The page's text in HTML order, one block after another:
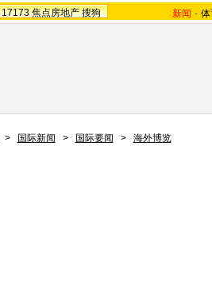
17173 焦点房地产 搜狗 新闻 -
> 国际新闻 > 国际要闻 > 海外博览